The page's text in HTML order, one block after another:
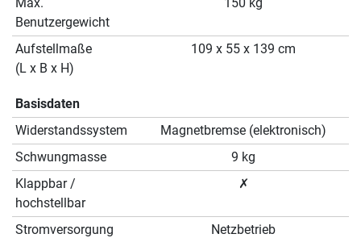
Benutzergewicht
Aufstellmaße
(L x B x H)
109 x 55 x 139 cm
Basisdaten
Widerstandssystem
Magnetbremse (elektronisch)
Schwungmasse
9 kg
Klappbar /
hochstellbar
✗
Stromversorgung
Netzbetrieb